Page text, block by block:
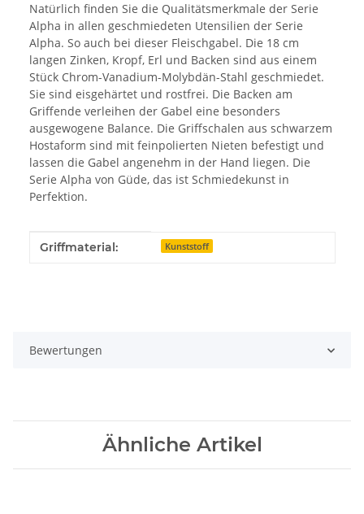
Natürlich finden Sie die Qualitätsmerkmale der Serie
Alpha in allen geschmiedeten Utensilien der Serie
Alpha. So auch bei dieser Fleischgabel. Die 18 cm
langen Zinken, Kropf, Erl und Backen sind aus einem
Stück Chrom-Vanadium-Molybdän-Stahl geschmiedet.
Sie sind eisgehärtet und rostfrei. Die Backen am
Griffende verleihen der Gabel eine besonders
ausgewogene Balance. Die Griffschalen aus schwarzem
Hostaform sind mit feinpolierten Nieten befestigt und
lassen die Gabel angenehm in der Hand liegen. Die
Serie Alpha von Güde, das ist Schmiedekunst in
Perfektion.
Produkteigenschaft
Wert
Griffmaterial: Kunststoff
Bewertungen
Ähnliche Artikel